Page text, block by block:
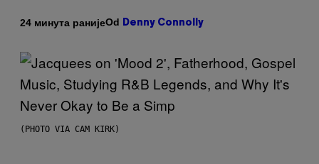
24 минута ранијеOd Denny Connolly
(PHOTO VIA CAM KIRK)